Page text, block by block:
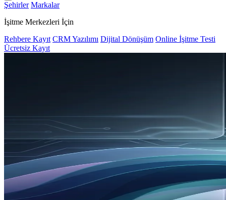
Şehirler Markalar
İşitme Merkezleri İçin
Rehbere Kayıt CRM Yazılımı Dijital Dönüşüm Online İşitme Testi
Ücretsiz Kayıt